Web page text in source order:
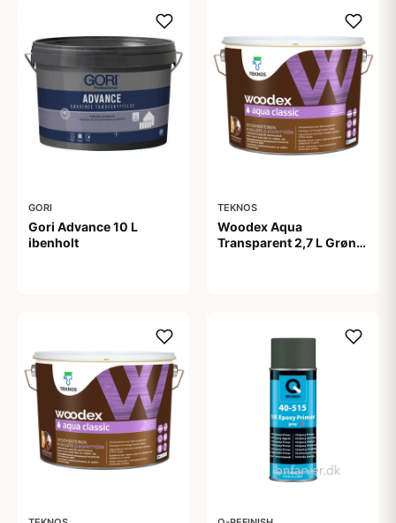
GORI
Gori Advance 10 L
ibenholt
TEKNOS
Woodex Aqua
Transparent 2,7 L Grøn